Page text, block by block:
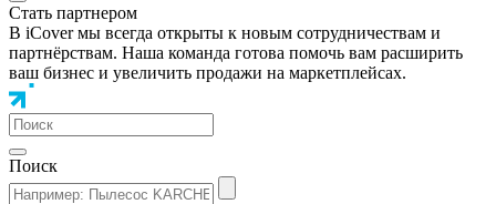
Стать партнером
В iCover мы всегда открыты к новым сотрудничествам и
партнёрствам. Наша команда готова помочь вам расширить
ваш бизнес и увеличить продажи на маркетплейсах.
Поиск